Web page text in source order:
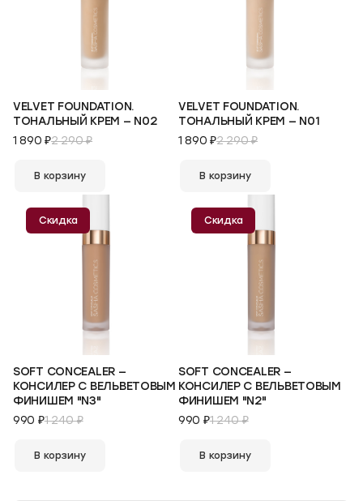
VELVET FOUNDATION.
ТОНАЛЬНЫЙ КРЕМ — N02
1 890 ₽2 290 ₽
В корзину
VELVET FOUNDATION.
ТОНАЛЬНЫЙ КРЕМ — N01
1 890 ₽2 290 ₽
В корзину
Скидка
SOFT CONCEALER —
КОНСИЛЕР С ВЕЛЬВЕТОВЫМ
ФИНИШЕМ "N3"
990 ₽1 240 ₽
В корзину
Скидка
SOFT CONCEALER —
КОНСИЛЕР С ВЕЛЬВЕТОВЫМ
ФИНИШЕМ "N2"
990 ₽1 240 ₽
В корзину